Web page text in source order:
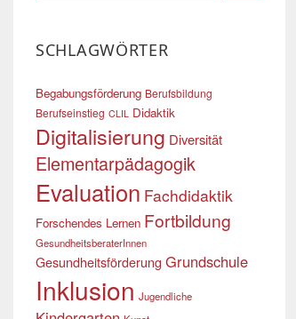
SCHLAGWÖRTER
Begabungsförderung Berufsbildung
Berufseinstieg CLIL Didaktik
Digitalisierung Diversität
Elementarpädagogik
Evaluation Fachdidaktik
Forschendes Lernen Fortbildung
GesundheitsberaterInnen
Gesundheitsförderung Grundschule
Inklusion Jugendliche